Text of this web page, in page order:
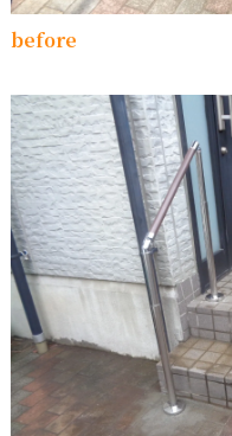
before